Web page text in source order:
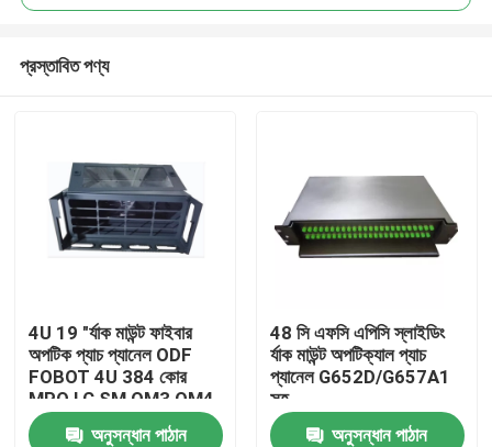
প্রস্তাবিত পণ্য
4U 19 "র্যাক মাউন্ট ফাইবার
অপটিক প্যাচ প্যানেল ODF
FOBOT 4U 384 কোর
MPO LC SM OM3 OM4
অ্যাডাপ্টার প্যানেল চ্যাসি
অনুসন্ধান পাঠান
48 সি এফসি এপিসি স্লাইডিং
র্যাক মাউন্ট অপটিক্যাল প্যাচ
প্যানেল G652D/G657A1
সহ
অনুসন্ধান পাঠান